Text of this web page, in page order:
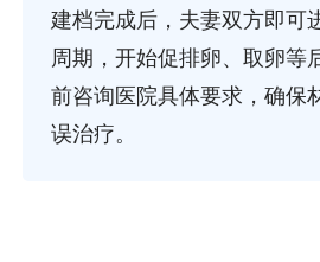
建档完成后，夫妻双方即可
周期，开始促排卵、取卵等
前咨询医院具体要求，确保
误治疗。